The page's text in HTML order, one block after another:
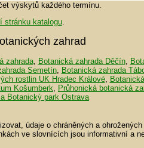
výskytů každého termínu.
stránku katalogu.
zahrad
zahrada, Botanická zahrada Děčín,
Semetín, Botanická zahrada
rostlin UK Hradec Králové,
Košumberk Průhonická botanická
Botanický park Ostrava
údaje o chráněných a ohrožených
ve slovnících jsou informativní a